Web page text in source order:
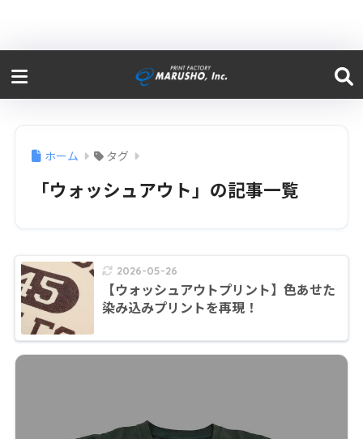
ホーム タグ
「ウォッシュアウト」の記事一覧
2026-05-26
【ウォッシュアウトプリント】色あせた
染み込みプリントを再現！